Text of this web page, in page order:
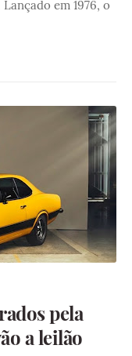
em 1976, o
pela
a leilão